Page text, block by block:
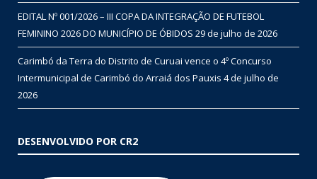
EDITAL Nº 001/2026 – III COPA DA INTEGRAÇÃO DE FUTEBOL
FEMININO 2026 DO MUNICÍPIO DE ÓBIDOS 29 de julho de 2026
Carimbó da Terra do Distrito de Curuai vence o 4º Concurso
Intermunicipal de Carimbó do Arraiá dos Pauxis 4 de julho de
2026
DESENVOLVIDO POR CR2